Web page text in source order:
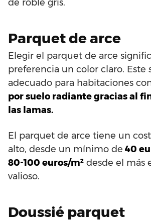
de roble gris.
Parquet de arce
Elegir el parquet de arce
preferencia un color claro. Este
adecuado para habitaciones
por suelo radiante gracias al
las lamas.
El parquet de arce tiene un
alto, desde un mínimo de 40
80-100 euros/m² desde el más
valioso.
Doussié parquet